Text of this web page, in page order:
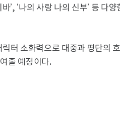
’, ‘나의 사랑 나의 신부’ 등 다
터 소화력으로 대중과 평단의
줄 예정이다.